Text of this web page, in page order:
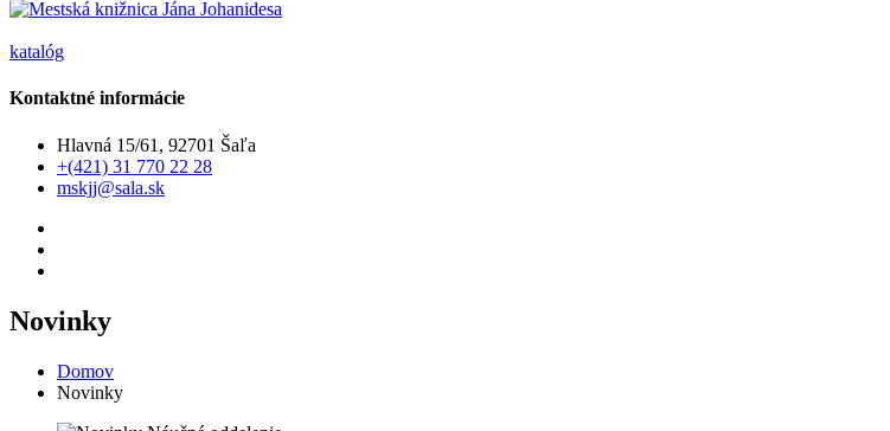
katalóg
Kontaktné informácie
Hlavná 15/61, 92701 Šaľa
+(421) 31 770 22 28
mskjj@sala.sk
Novinky
Domov
Novinky